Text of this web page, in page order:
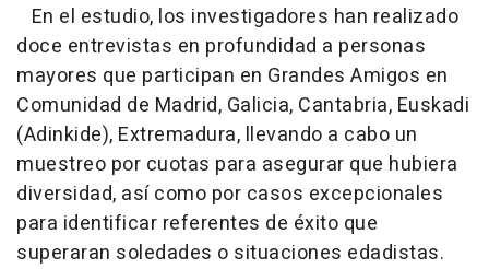
En el estudio, los investigadores han realizado
doce entrevistas en profundidad a personas
mayores que participan en Grandes Amigos en
Comunidad de Madrid, Galicia, Cantabria, Euskadi
(Adinkide), Extremadura, llevando a cabo un
muestreo por cuotas para asegurar que hubiera
diversidad, así como por casos excepcionales
para identificar referentes de éxito que
superaran soledades o situaciones edadistas.